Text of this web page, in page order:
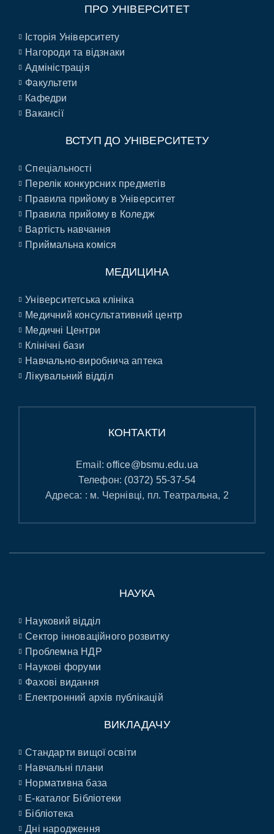
ПРО УНІВЕРСИТЕТ
Історія Університету
Нагороди та відзнаки
Адміністрація
Факультети
Кафедри
Вакансії
ВСТУП ДО УНІВЕРСИТЕТУ
Спеціальності
Перелік конкурсних предметів
Правила прийому в Університет
Правила прийому в Коледж
Вартість навчання
Приймальна коміся
МЕДИЦИНА
Університетська клініка
Медичний консультативний центр
Медичні Центри
Клінічні бази
Навчально-виробнича аптека
Лікувальний відділ
КОНТАКТИ
Email:office@bsmu.edu.ua
Телефон: (0372) 55-37-54
Адреса: : м. Чернівці, пл. Театральна, 2
НАУКА
Науковий відділ
Сектор інноваційного розвитку
Проблемна НДР
Наукові форуми
Фахові видання
Електронний архів публікацій
ВИКЛАДАЧУ
Стандарти вищої освіти
Навчальні плани
Нормативна база
E-каталог Бібліотеки
Бібліотека
Дні народження